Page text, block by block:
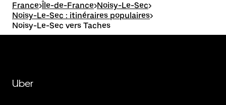
France>Île-de-France>Noisy-Le-Sec>
Noisy-Le-Sec : itinéraires populaires>
Noisy-Le-Sec vers Taches
Uber